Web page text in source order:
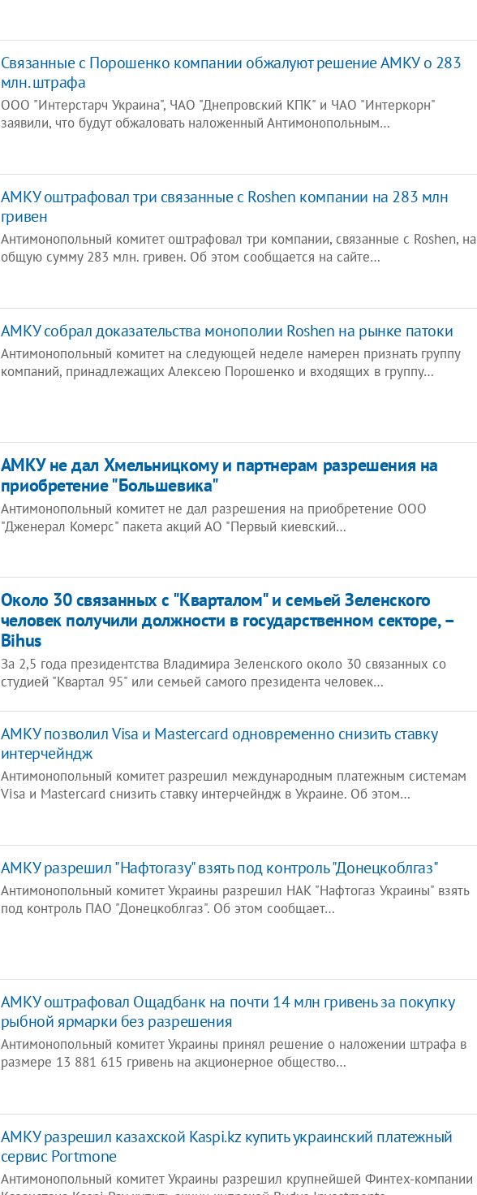
Связанные с Порошенко компании обжалуют решение АМКУ о 283
млн. штрафа
ООО "Интерстарч Украина", ЧАО "Днепровский КПК" и ЧАО "Интеркорн"
заявили, что будут обжаловать наложенный Антимонопольным…
АМКУ оштрафовал три связанные с Roshen компании на 283 млн
гривен
Антимонопольный комитет оштрафовал три компании, связанные с Roshen, на
общую сумму 283 млн. гривен. Об этом сообщается на сайте…
АМКУ собрал доказательства монополии Roshen на рынке патоки
Антимонопольный комитет на следующей неделе намерен признать группу
компаний, принадлежащих Алексею Порошенко и входящих в группу…
АМКУ не дал Хмельницкому и партнерам разрешения на
приобретение "Большевика"
Антимонопольный комитет не дал разрешения на приобретение ООО
"Дженерал Комерс" пакета акций АО "Первый киевский…
Около 30 связанных с "Кварталом" и семьей Зеленского
человек получили должности в государственном секторе, –
Bihus
За 2,5 года президентства Владимира Зеленского около 30 связанных со
студией "Квартал 95" или семьей самого президента человек…
АМКУ позволил Visa и Mastercard одновременно снизить ставку
интерчейндж
Антимонопольный комитет разрешил международным платежным системам
Visa и Mastercard снизить ставку интерчейндж в Украине. Об этом…
АМКУ разрешил "Нафтогазу" взять под контроль "Донецкоблгаз"
Антимонопольный комитет Украины разрешил НАК "Нафтогаз Украины" взять
под контроль ПАО "Донецкоблгаз". Об этом сообщает…
АМКУ оштрафовал Ощадбанк на почти 14 млн гривень за покупку
рыбной ярмарки без разрешения
Антимонопольный комитет Украины принял решение о наложении штрафа в
размере 13 881 615 гривень на акционерное общество…
АМКУ разрешил казахской Kaspi.kz купить украинский платежный
сервис Portmone
Антимонопольный комитет Украины разрешил крупнейшей Финтех-компании